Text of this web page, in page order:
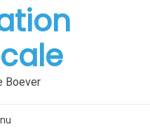
Boever